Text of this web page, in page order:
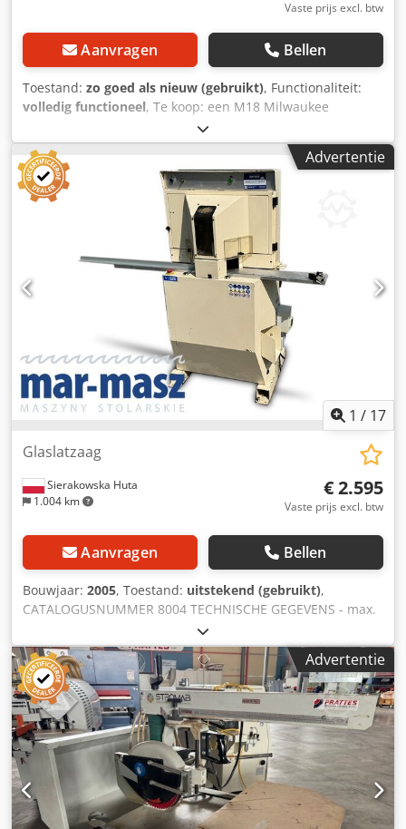
Vaste prijs excl. btw
Aanvragen Bellen
Toestand: zo goed als nieuw (gebruikt), Functionaliteit:
volledig functioneel, Te koop: een M18 Milwaukee
demonstratieset met volledige garantie. Cjdpfx
Aewzlwkegmoha De Power SET bestaat uit: Accu
klopboor-/schroefmachine M18 FPD3-0X Accu compacte
slagmoersleutel 1/2" M18 FIW2F12-0X Accu haakse slijper
M18 FSAG125X-0X Accu handcirkelzaag M18 FCS552-0 Accu
reciprozaag M18 FSZ-0 LED accu handlamp M18 TLED-0
Advertentie
1 / 17
Sierakowska Huta
1.004 km
Glaslatzaag
€ 2.595
Vaste prijs excl. btw
Aanvragen Bellen
Bouwjaar: 2005, Toestand: uitstekend (gebruikt),
CATALOGUSNUMMER 8004 TECHNISCHE GEGEVENS - max.
zaagblad diameter: 350 mm - zaagblad gatdiameter: 30
mm - mogelijkheid tot zagen onder een hoek van 45° -
max. zaaghoogte: 100 mm - max. werkstukbreedte: 100
mm - verstekzagen naar rechts/links - diameter
afzuigaansluiting: 2 x 80 mm - motor: 3,7 kW -
machineafmetingen (l/b/h): 1830 x 760 x 1610 mm -
gewicht: 308 kg VOORDELEN – geschikt voor het zagen van
glaslatten – gebruikte zaagmachine – zeer goede staat
Csdpfx Aszkh Uhjgmsha Netto prijs: 10.900 PLN Netto prijs:
2.595 EUR bij een koers van 4,20 EUR (Prijzen kunnen
wijzigen bij grotere schommelingen)
Advertentie